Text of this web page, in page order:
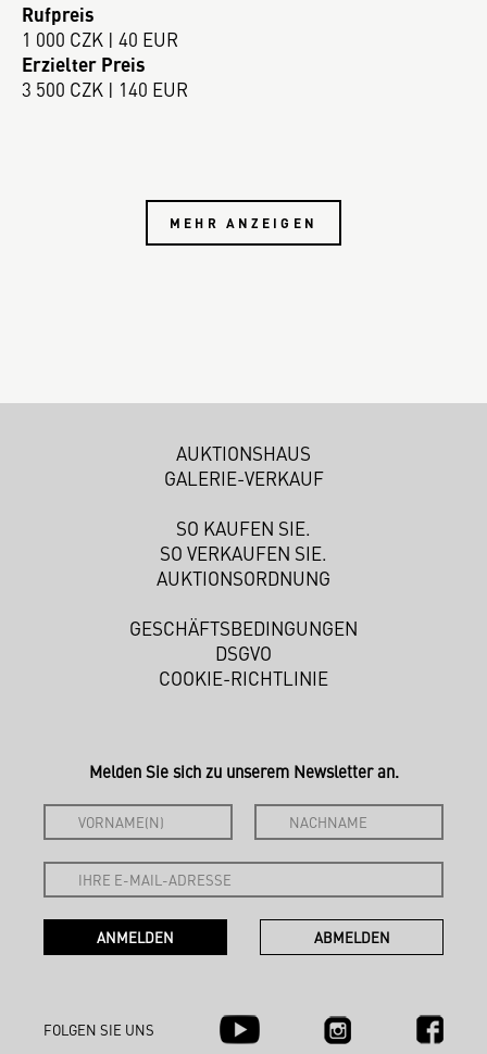
Rufpreis
1 000 CZK | 40 EUR
Erzielter Preis
3 500 CZK | 140 EUR
MEHR ANZEIGEN
AUKTIONSHAUS
GALERIE-VERKAUF
SO KAUFEN SIE.
SO VERKAUFEN SIE.
AUKTIONSORDNUNG
GESCHÄFTSBEDINGUNGEN
DSGVO
COOKIE-RICHTLINIE
Melden Sie sich zu unserem Newsletter an.
FOLGEN SIE UNS